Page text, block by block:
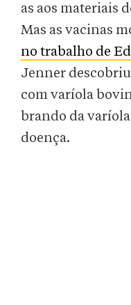
as aos materiais
Mas as vacinas
no trabalho de
Jenner
com varíola
brando da
doença.